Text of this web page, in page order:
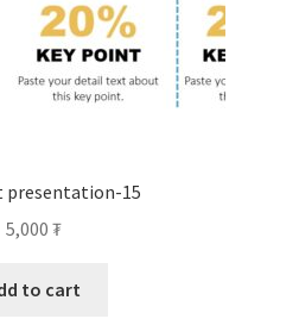
presentation-15
5,000 ₮
to cart